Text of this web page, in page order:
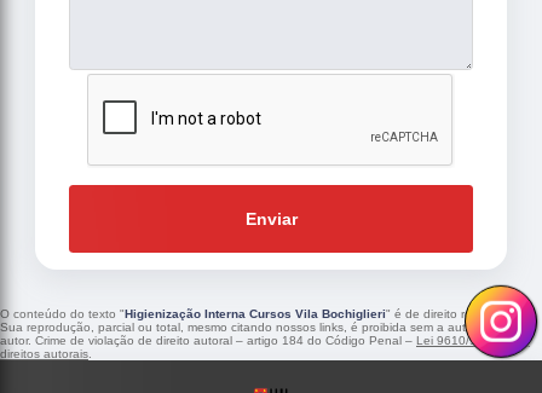
Enviar
O conteúdo do texto "Higienização Interna Cursos Vila Bochiglieri" é de direito reservado.
Sua reprodução, parcial ou total, mesmo citando nossos links, é proibida sem a autorização do
autor. Crime de violação de direito autoral – artigo 184 do Código Penal – Lei 9610/98 - Lei de
direitos autorais